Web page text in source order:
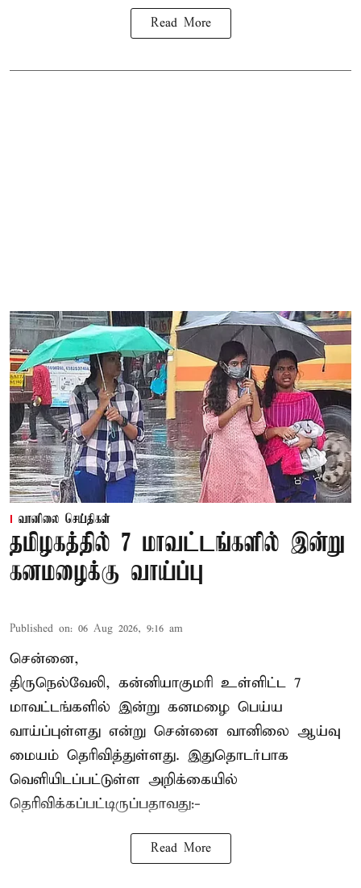
Read More
வானிலை செய்திகள்
தமிழகத்தில் 7 மாவட்டங்களில் இன்று
கனமழைக்கு வாய்ப்பு
Published on: 06 Aug 2026, 9:16 am
சென்னை,
திருநெல்வேலி, கன்னியாகுமரி உள்ளிட்ட 7
மாவட்டங்களில் இன்று கனமழை பெய்ய
வாய்ப்புள்ளது என்று சென்னை வானிலை ஆய்வு
மையம் தெரிவித்துள்ளது. இதுதொடர்பாக
வெளியிடப்பட்டுள்ள அறிக்கையில்
தெரிவிக்கப்பட்டிருப்பதாவது:-
Read More